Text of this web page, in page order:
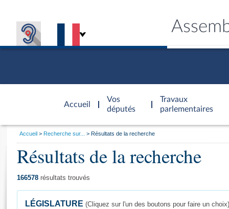
Accueil
d'accueil
Vos
députés
Travaux
parlementaires
Général
Vous
Accueil Recherche sur... Résultats de la recherche
Résultats de la recherche
166578 résultats trouvés
LÉGISLATURE (Cliquez sur l'un des boutons pour faire un choix)